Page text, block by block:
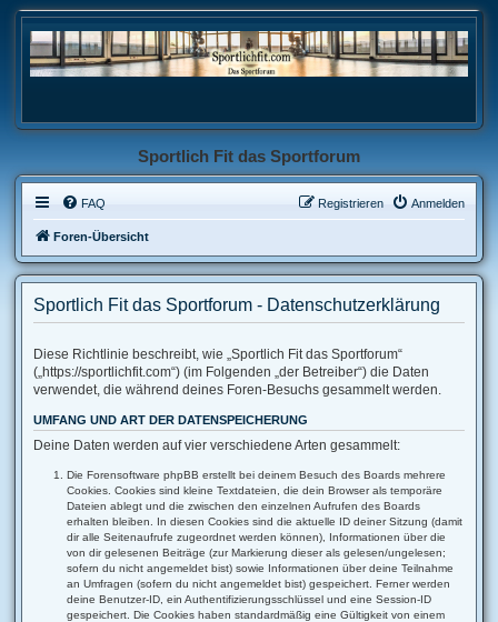
Sportlich Fit das Sportforum
FAQ Anmelden
Registrieren
Foren-Übersicht
Sportlich Fit das Sportforum - Datenschutzerklärung
Diese Richtlinie beschreibt, wie „Sportlich Fit das Sportforum“
(„https://sportlichfit.com“) (im Folgenden „der Betreiber“) die Daten
verwendet, die während deines Foren-Besuchs gesammelt werden.
UMFANG UND ART DER DATENSPEICHERUNG
Deine Daten werden auf vier verschiedene Arten gesammelt:
Die Forensoftware phpBB erstellt bei deinem Besuch des Boards mehrere
Cookies. Cookies sind kleine Textdateien, die dein Browser als temporäre
Dateien ablegt und die zwischen den einzelnen Aufrufen des Boards
erhalten bleiben. In diesen Cookies sind die aktuelle ID deiner Sitzung (damit
dir alle Seitenaufrufe zugeordnet werden können), Informationen über die
von dir gelesenen Beiträge (zur Markierung dieser als gelesen/ungelesen;
sofern du nicht angemeldet bist) sowie Informationen über deine Teilnahme
an Umfragen (sofern du nicht angemeldet bist) gespeichert. Ferner werden
deine Benutzer-ID, ein Authentifizierungsschlüssel und eine Session-ID
gespeichert. Die Cookies haben standardmäßig eine Gültigkeit von einem